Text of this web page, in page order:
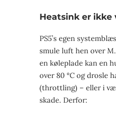
Heatsink er ikke
PS5’s egen
smule luft hen over
en køleplade kan en
over 80 °C og drosle
(throttling) – eller i
skade. Derfor: